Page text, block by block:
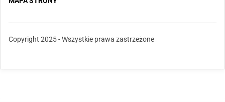
Copyright 2025 - Wszystkie prawa zastrzeżone